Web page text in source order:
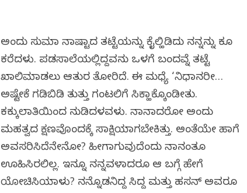
ಅಂದು ಸುಮಾ ನಾಷ್ಟಾದ ತಟ್ಟೆಯನ್ನು ಕೈಲ್ಹಿಡಿದು ನನ್ನನ್ನು ಕೂಗಿ
ಕರೆದಳು. ಪಡಸಾಲೆಯಲ್ಲಿದ್ದವನು ಒಳಗೆ ಬಂದವ್ನೆ ತಟ್ಟೆ
ಖಾಲಿಮಾಡಲು ಆತುರ ತೋರಿದೆ. ಈ ಮಧ್ಯೆ ‘ನಿಧಾನರೀ…
ಅಷ್ಟೇಕೆ ಗಡಿಬಿಡಿ ತುತ್ತು ಗಂಟಲಿಗೆ ಸಿಕ್ಹಾಕ್ಕೊಂಡೀತು.
ಕಕ್ಕುಲಾತಿಯಿಂದ ನುಡಿದಳವಳು. ನಾನಾದರೋ ಅಂದು
ಮಹತ್ವದ ಕ್ಷಣವೊಂದಕ್ಕೆ ಸಾಕ್ಷಿಯಾಗಬೇಕಿತ್ತು. ಅಂತೆಯೇ ಹಾಗೆ
ಅವಸರಿಸಿದೆನೇನೋ? ಹೀಗಾಗುವುದೆಂದು ನಾನಂತೂ
ಊಹಿಸಿರಲಿಲ್ಲ. ಇನ್ನೂ ನನ್ನವಳಾದರೂ ಆ ಬಗ್ಗೆ ಹೇಗೆ
ಯೋಚಿಸಿಯಾಳು? ನನ್ನೊಡನಿದ್ದ ಸಿದ್ದ ಮತ್ತು ಹಸನ್ ಅವರೂ